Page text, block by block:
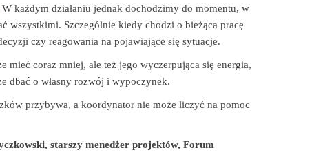
W każdym działaniu jednak dochodzimy do momentu, w
wszystkimi. Szczególnie kiedy chodzi o bieżącą pracę
czy reagowania na pojawiające się sytuacje.
coraz mniej, ale też jego wyczerpująca się energia,
dbać o własny rozwój i wypoczynek.
przybywa, a koordynator nie może liczyć na pomoc
starszy menedżer projektów, Forum